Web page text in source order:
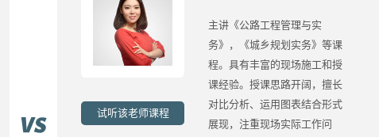
试听该老师课程
主讲《公路工程管理与实
务》，《城乡规划实务》等课
程。具有丰富的现场施工和授
课经验。授课思路开阔，擅长
对比分析、运用图表结合形式
展现，注重现场实际工作问